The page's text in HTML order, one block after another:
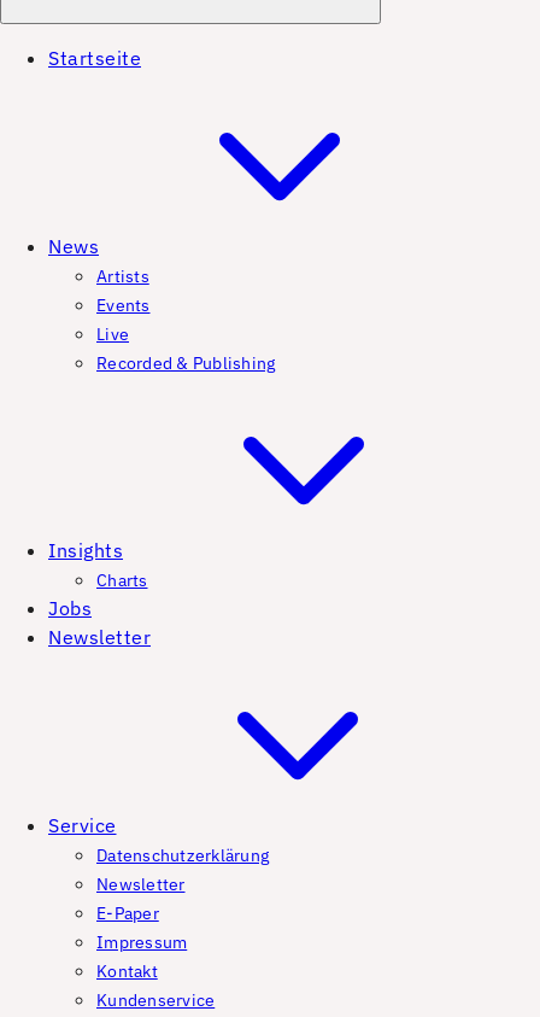
Startseite
News
Artists
Events
Live
Recorded & Publishing
Insights
Charts
Jobs
Newsletter
Service
Datenschutzerklärung
Newsletter
E-Paper
Impressum
Kontakt
Kundenservice